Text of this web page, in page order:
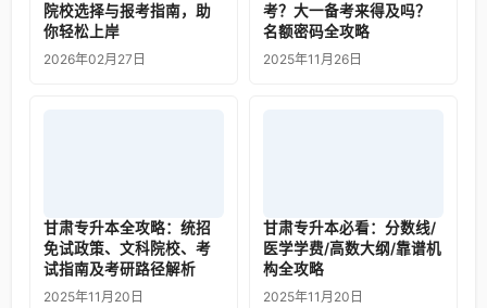
院校选择与报考指南，助
你轻松上岸
2026年02月27日
考？大一备考来得及吗？
名额密码全攻略
2025年11月26日
甘肃专升本全攻略：统招
免试政策、文科院校、考
试指南及考研路径解析
2025年11月20日
甘肃专升本必看：分数线/
医学学费/高数大纲/靠谱机
构全攻略
2025年11月20日